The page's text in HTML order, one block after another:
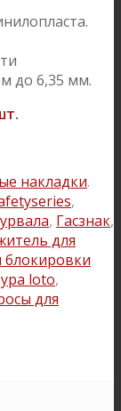
до 6,35 мм.
накладки.
,
, Гасзнак,
для
loto,
для